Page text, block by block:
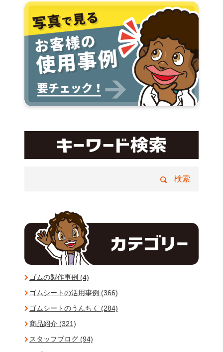
ゴムの製作事例 (4)
ゴムシートの活用事例 (366)
ゴムシートのうんちく (284)
商品紹介 (321)
スタッフブログ (94)